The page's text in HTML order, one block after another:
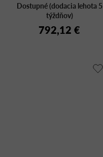
Dostupné (dodacia lehota 5
týždňov)
792,12 €